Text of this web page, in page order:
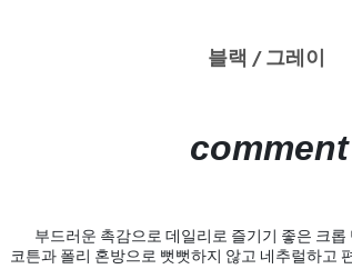
블랙 / 그레이
comment
부드러운 촉감으로 데일리로 즐기기 좋은 크롭
코튼과 폴리 혼방으로 뻣뻣하지 않고 네추럴하고